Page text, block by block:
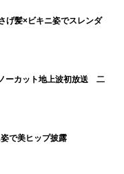
げ髪×ビキニ姿でスレンダ
ーカット地上波初放送 二
で美ヒップ披露